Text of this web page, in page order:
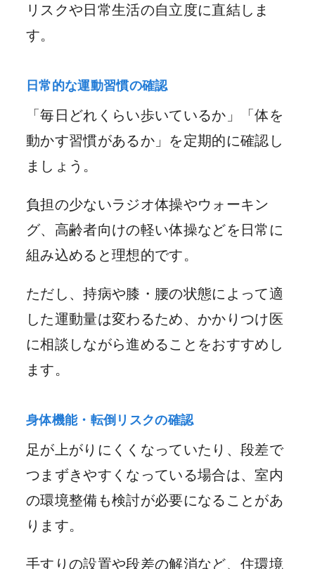
リスクや日常生活の自立度に直結しま
す。
日常的な運動習慣の確認
「毎日どれくらい歩いているか」「体を
動かす習慣があるか」を定期的に確認し
ましょう。
負担の少ないラジオ体操やウォーキン
グ、高齢者向けの軽い体操などを日常に
組み込めると理想的です。
ただし、持病や膝・腰の状態によって適
した運動量は変わるため、かかりつけ医
に相談しながら進めることをおすすめし
ます。
身体機能・転倒リスクの確認
足が上がりにくくなっていたり、段差で
つまずきやすくなっている場合は、室内
の環境整備も検討が必要になることがあ
ります。
手すりの設置や段差の解消など、住環境